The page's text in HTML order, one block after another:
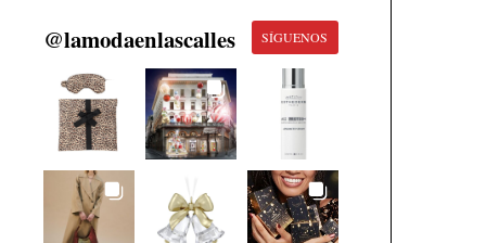
@lamodaenlascalles SÍGUENOS